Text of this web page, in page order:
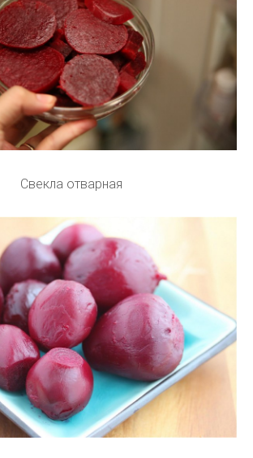
Свекла отварная